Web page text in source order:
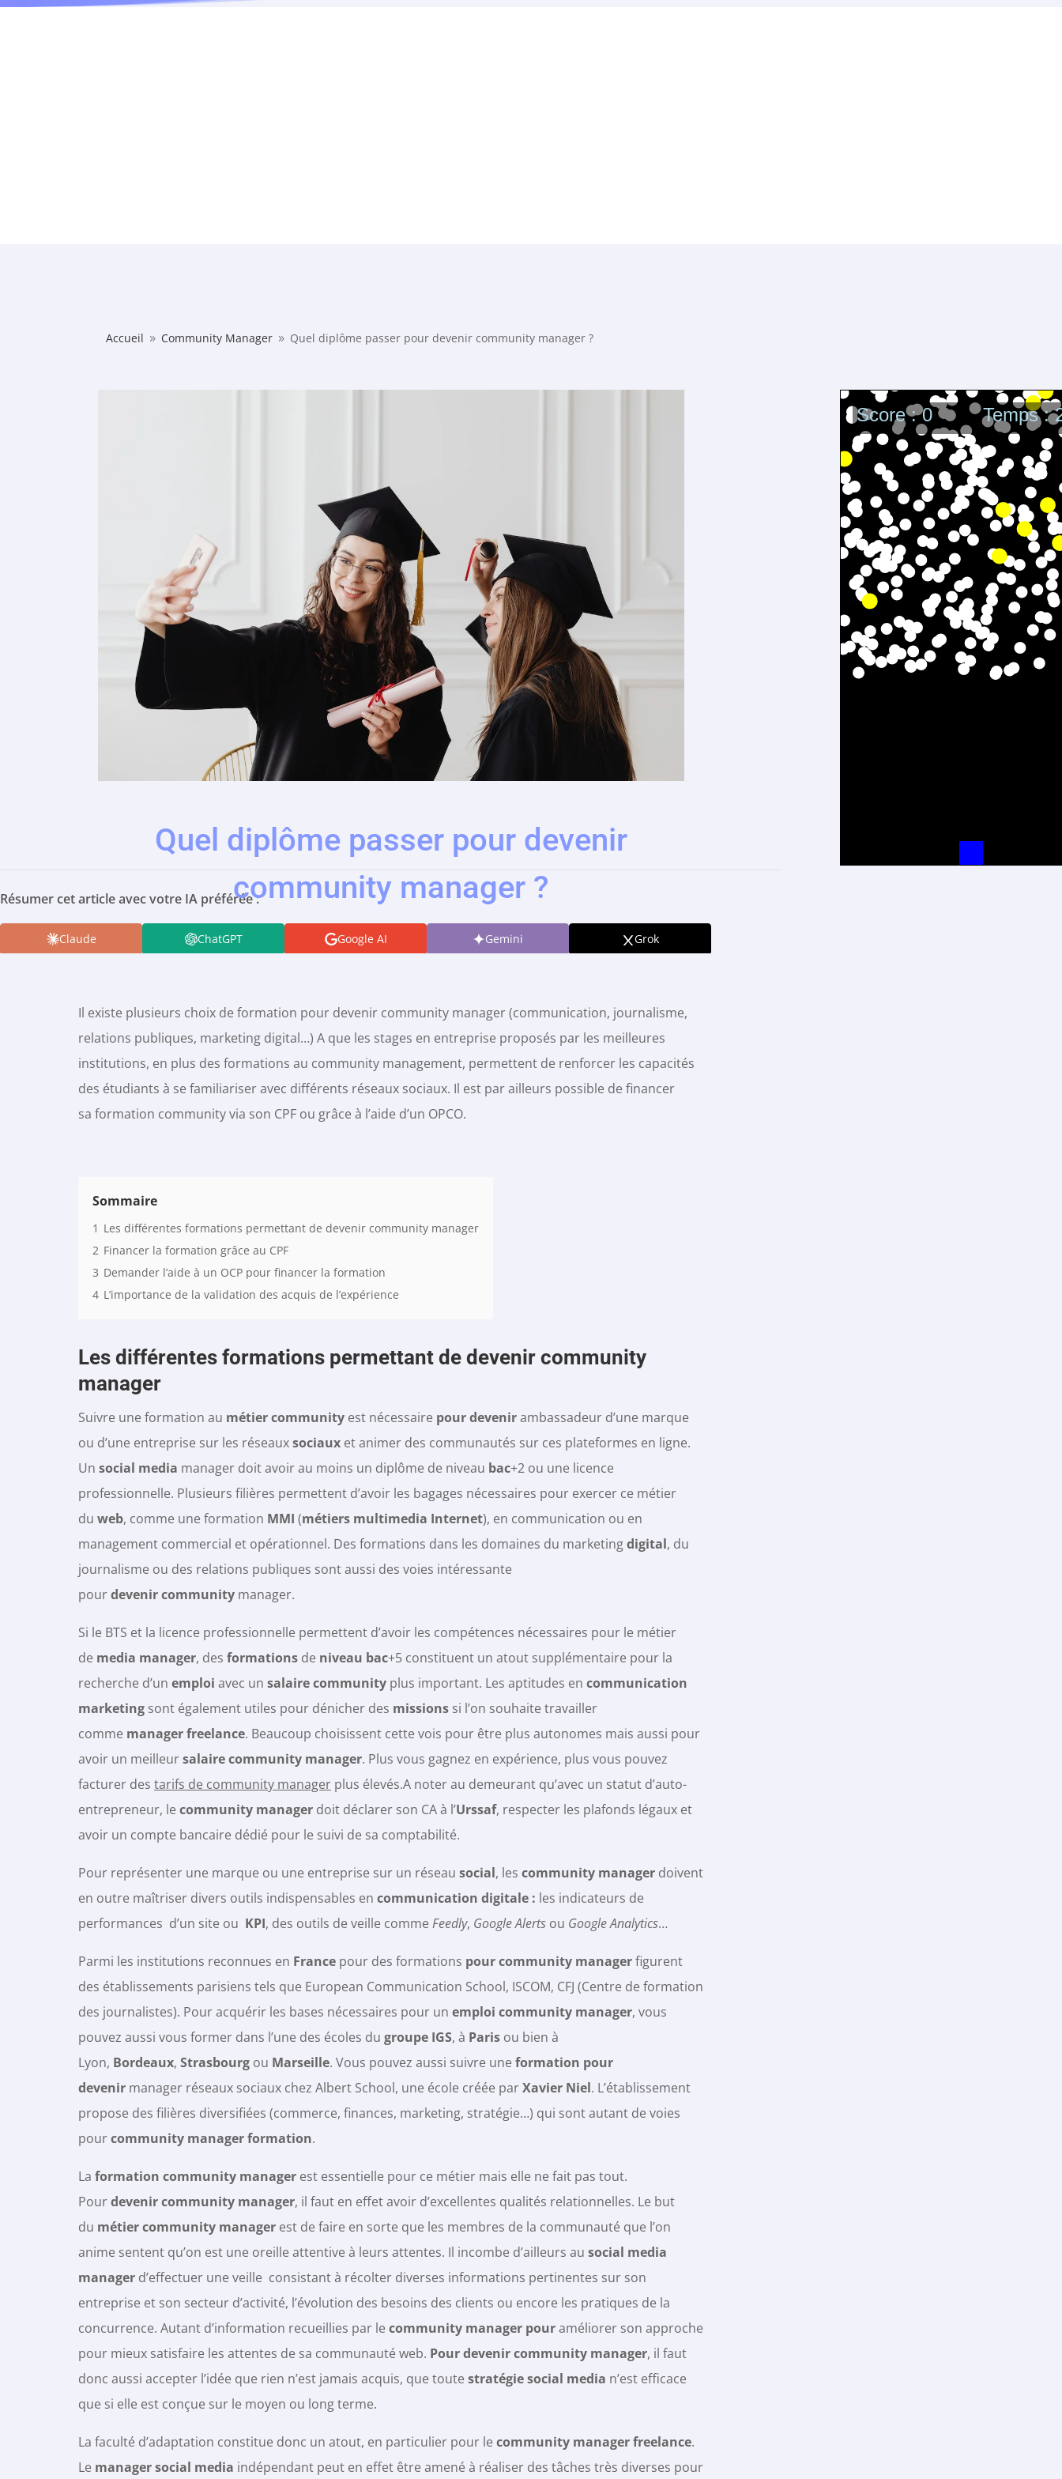
Accueil 9 Community Manager 9 Quel diplôme passer pour devenir community manager ?
Quel diplôme passer pour devenir
community manager ?
Résumer cet article avec votre IA préférée :
Claude ChatGPT Google AI Gemini Grok
Il existe plusieurs choix de formation pour devenir community manager (communication, journalisme,
relations publiques, marketing digital…) A que les stages en entreprise proposés par les meilleures
institutions, en plus des formations au community management, permettent de renforcer les capacités
des étudiants à se familiariser avec différents réseaux sociaux. Il est par ailleurs possible de financer
sa formation community via son CPF ou grâce à l’aide d’un OPCO.
Sommaire
1 Les différentes formations permettant de devenir community manager
2 Financer la formation grâce au CPF
3 Demander l’aide à un OCP pour financer la formation
4 L’importance de la validation des acquis de l’expérience
Les différentes formations permettant de devenir community
manager
Suivre une formation au métier communityest nécessaire pour devenirambassadeur d’une marque
ou d’une entreprise sur les réseauxsociauxet animer des communautés sur ces plateformes en ligne.
Un social media manager doit avoir au moins un diplôme de niveau bac+2 ou une licence
professionnelle. Plusieurs filières permettent d’avoir les bagages nécessaires pour exercer ce métier
du web, comme une formation MMI (métiers multimedia Internet), en communication ou en
management commercial et opérationnel. Des formations dans les domaines du marketingdigital, du
journalisme ou des relations publiques sont aussi des voies intéressante
pourdevenircommunitymanager.
Si le BTS et la licence professionnelle permettent d’avoir les compétences nécessaires pour le métier
de media manager, des formationsde niveau bac+5 constituent un atout supplémentaire pour la
recherche d’un emploi avec un salaire communityplus important. Les aptitudes en communication
marketingsont également utiles pour dénicher des missionssi l’on souhaite travailler
comme manager freelance. Beaucoup choisissent cette vois pour être plus autonomes mais aussi pour
avoir un meilleursalaire community manager. Plus vous gagnez en expérience, plus vous pouvez
facturer des tarifs de community managerplus élevés.A noter au demeurant qu’avec un statut d’auto-
entrepreneur, lecommunity managerdoit déclarer son CA à l’Urssaf, respecter les plafonds légaux et
avoir un compte bancaire dédié pour le suivi de sa comptabilité.
Pour représenter une marque ou une entreprise sur un réseau social, les community manager doivent
en outre maîtriser divers outils indispensables en communication digitale : les indicateurs de
performances d’un site ou KPI, des outils de veille commeFeedly, Google Alertsou Google Analytics…
Parmi les institutions reconnues en Francepour des formations pour community managerfigurent
des établissements parisiens tels que European Communication School, ISCOM, CFJ (Centre de formation
des journalistes). Pour acquérir les bases nécessaires pour un emploi community manager, vous
pouvez aussi vous former dans l’une des écoles du groupe IGS, à Parisou bien à
Lyon, Bordeaux, Strasbourgou Marseille. Vous pouvez aussi suivre uneformation pour
devenirmanager réseaux sociaux chez Albert School, une école créée parXavier Niel. L’établissement
propose des filières diversifiées (commerce, finances, marketing, stratégie…) qui sont autant de voies
pourcommunity manager formation.
La formation community managerest essentielle pour ce métier mais elle ne fait pas tout.
Pourdevenir community manager, il faut en effet avoir d’excellentes qualités relationnelles. Le but
du métier community managerest de faire en sorte que les membres de la communauté que l’on
anime sentent qu’on est une oreille attentive à leurs attentes. Il incombe d’ailleurs au social media
managerd’effectuer une veille consistant à récolter diverses informations pertinentes sur son
entreprise et son secteur d’activité, l’évolution des besoins des clients ou encore les pratiques de la
concurrence. Autant d’information recueillies par lecommunity manager pouraméliorer son approche
pour mieux satisfaire les attentes de sa communauté web. Pour devenir community manager, il faut
donc aussi accepter l’idée que rien n’est jamais acquis, que toutestratégie social media n’est efficace
que si elle est conçue sur le moyen ou long terme.
La faculté d’adaptation constitue donc un atout, en particulier pour lecommunity manager freelance.
Le manager social media indépendant peut en effet être amené à réaliser des tâches très diverses pour